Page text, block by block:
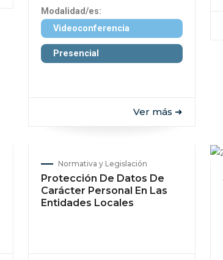
Modalidad/es:
Videoconferencia
Presencial
Ver más ➜
Normativa y Legislación
Protección De Datos De
Carácter Personal En Las
Entidades Locales